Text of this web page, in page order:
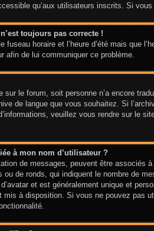
qu’aux utilisateurs inscrits. Si
toujours pas correcte !
horaire et l’heure d’été mais que
afin de lui communiquer ce problème.
sur le forum, soit personne n’a encore
de langue que vous souhaitez. Si
veuillez vous rendre sur le
à mon nom d’utilisateur ?
de messages, peuvent être associés
ou de ronds, qui indiquent le nombre de
et est généralement unique et
à disposition. Si vous ne pouvez pas